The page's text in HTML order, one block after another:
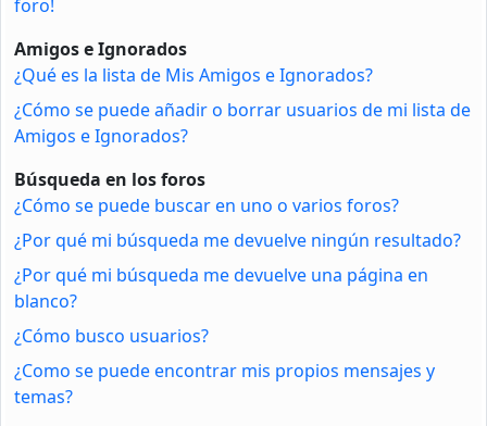
foro!
Amigos e Ignorados
¿Qué es la lista de Mis Amigos e Ignorados?
¿Cómo se puede añadir o borrar usuarios de mi lista de
Amigos e Ignorados?
Búsqueda en los foros
¿Cómo se puede buscar en uno o varios foros?
¿Por qué mi búsqueda me devuelve ningún resultado?
¿Por qué mi búsqueda me devuelve una página en
blanco?
¿Cómo busco usuarios?
¿Como se puede encontrar mis propios mensajes y
temas?